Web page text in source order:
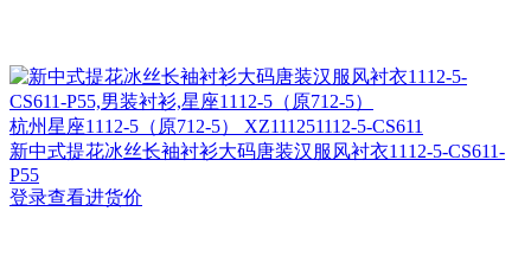
杭州星座1112-5（原712-5） XZ111251112-5-CS611
新中式提花冰丝长袖衬衫大码唐装汉服风衬衣1112-5-CS611-
P55
登录查看进货价